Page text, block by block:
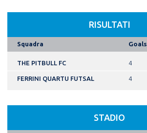
RISULTATI
Squadra Goals
THE PITBULL FC 4
FERRINI QUARTU FUTSAL 4
STADIO